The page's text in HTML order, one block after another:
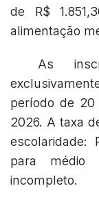
de R$
alimentação
As
período de
2026. A taxa
escolaridade:
para médio
incompleto.